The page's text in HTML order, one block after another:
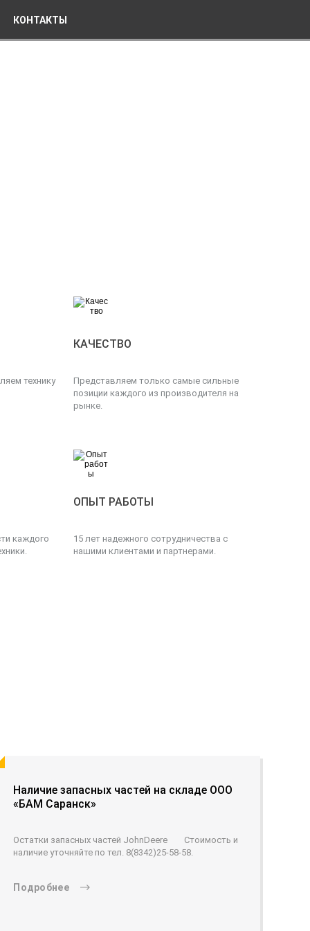
КОНТАКТЫ
технику
КАЧЕСТВО
Представляем только самые сильные
позиции каждого из производителя на
рынке.
каждого
ОПЫТ РАБОТЫ
15 лет надежного сотрудничества с
нашими клиентами и партнерами.
Наличие запасных частей на складе ООО
«БАМ Саранск»
Остатки запасных частей JohnDeere Стоимость и
наличие уточняйте по тел. 8(8342)25-58-58.
Подробнее